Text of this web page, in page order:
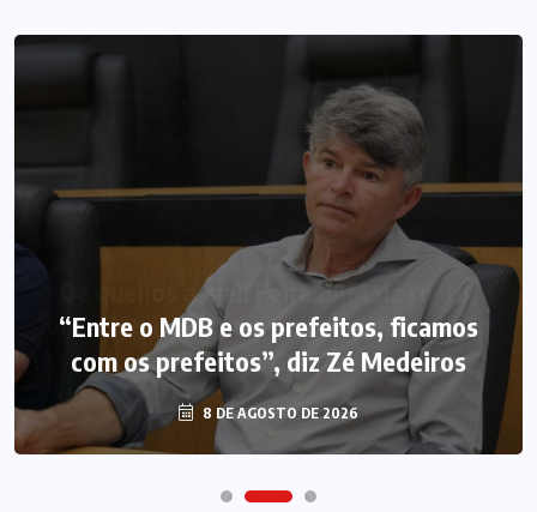
“Entre o MDB e os prefeitos, ficamos
com os prefeitos”, diz Zé Medeiros
8 DE AGOSTO DE 2026